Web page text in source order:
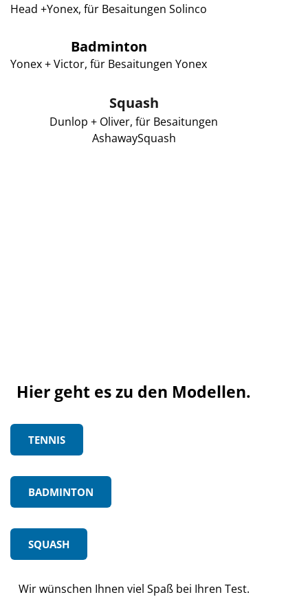
Head +Yonex, für Besaitungen Solinco
Badminton
Yonex + Victor, für Besaitungen Yonex
Squash
Dunlop + Oliver, für Besaitungen
AshawaySquash
Hier geht es zu den Modellen.
TENNIS
BADMINTON
SQUASH
Wir wünschen Ihnen viel Spaß bei Ihren Test.